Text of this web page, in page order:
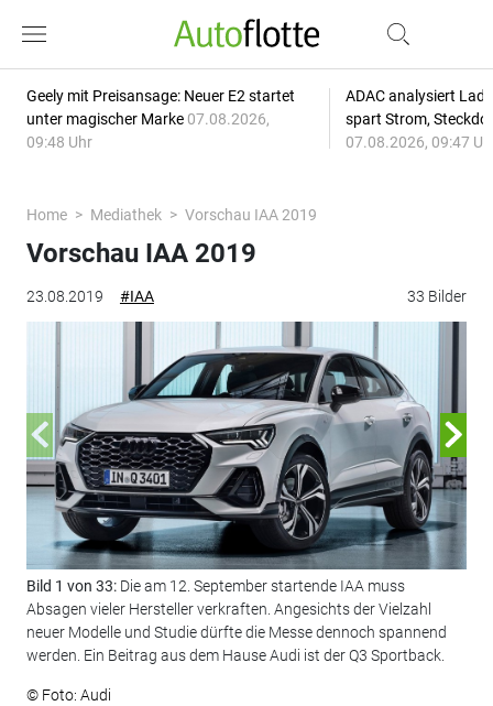
Geely mit Preisansage: Neuer E2 startet
unter magischer Marke 07.08.2026,
09:48 Uhr
ADAC analysiert
spart Strom,
07.08.2026, 09:47
Home Mediathek Vorschau IAA 2019
23.08.2019 #IAA 33 Bilder
Vorschau IAA 2019
Bild 1 von 33: Die am 12. September startende IAA muss
Absagen vieler Hersteller verkraften. Angesichts der Vielzahl
neuer Modelle und Studie dürfte die Messe dennoch spannend
werden. Ein Beitrag aus dem Hause Audi ist der Q3 Sportback.
© Foto: Audi